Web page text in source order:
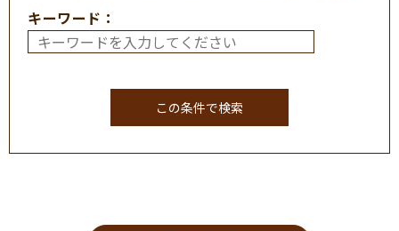
キーワード：